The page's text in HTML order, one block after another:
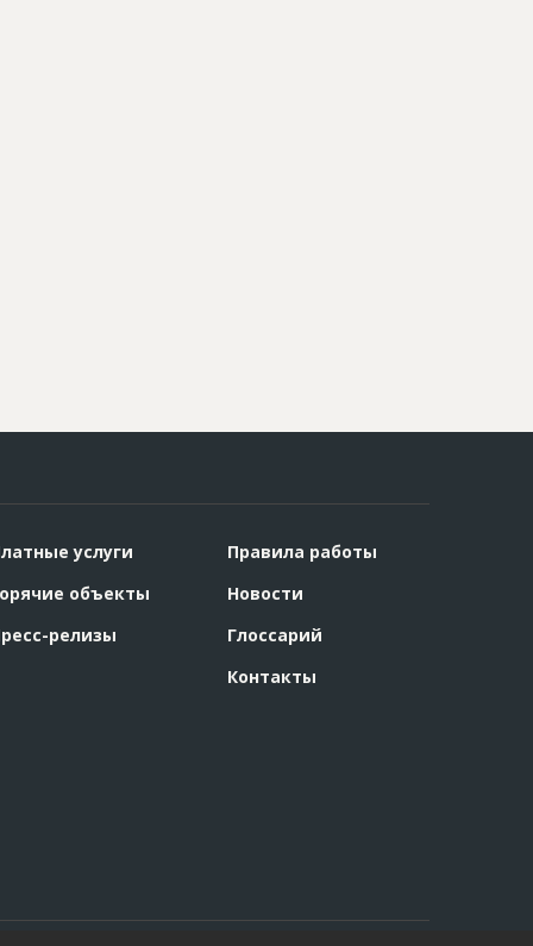
услуги
объекты
релизы
Правила работы
Новости
Глоссарий
Контакты